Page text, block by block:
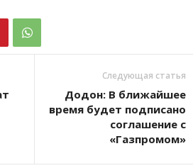
Следующая статья
Додон: В ближайшее
время будет подписано
соглашение с
«Газпромом»